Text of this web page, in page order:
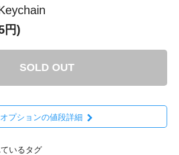
円)
SOLD OUT
オプションの値段詳細
いるタグ